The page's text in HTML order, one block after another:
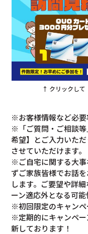
↑ クリックして
※お客様情報など必要
※「ご質問・ご相談
希望】とご入力いた
させていただけます。
※ご自宅に関する大
ずご家族皆様でお話
します。ご要望や詳
ーン適応外となる可能
※初回限定のキャンペ
※定期的にキャンペ
新しております！